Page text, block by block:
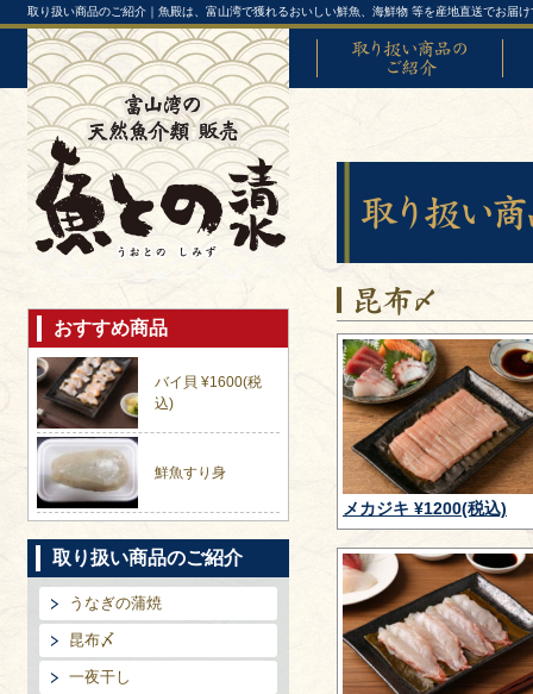
取り扱い商品のご紹介｜魚殿は、富山湾で獲れるおいしい鮮魚、海鮮物 等を産地直送でお届
おすすめ商品
バイ貝 ¥1600(税
込)
鮮魚すり身
取り扱い商品のご紹介
うなぎの蒲焼
昆布〆
一夜干し
メカジキ ¥1200(税込)